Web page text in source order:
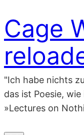
Inhalt
springen
Cage
"Ich habe nichts
das ist Poesie,
»Lectures on